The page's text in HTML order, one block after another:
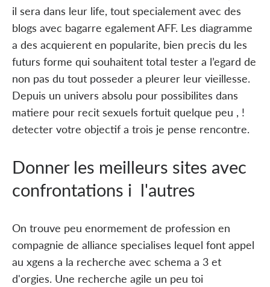
il sera dans leur life, tout specialement avec des
blogs avec bagarre egalement AFF. Les diagramme
a des acquierent en popularite, bien precis du les
futurs forme qui souhaitent total tester a l’egard de
non pas du tout posseder a pleurer leur vieillesse.
Depuis un univers absolu pour possibilites dans
matiere pour recit sexuels fortuit quelque peu , !
detecter votre objectif a trois je pense rencontre.
Donner les meilleurs sites avec
confrontations i l'autres
On trouve peu enormement de profession en
compagnie de alliance specialises lequel font appel
au xgens a la recherche avec schema a 3 et
d'orgies. Une recherche agile un peu toi